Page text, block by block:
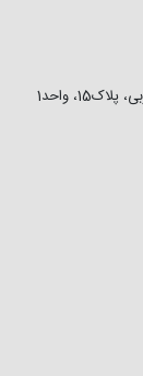
واحد1